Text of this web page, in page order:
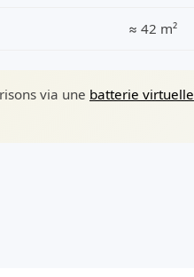
≈ 42 m²
via une batterie virtuelle